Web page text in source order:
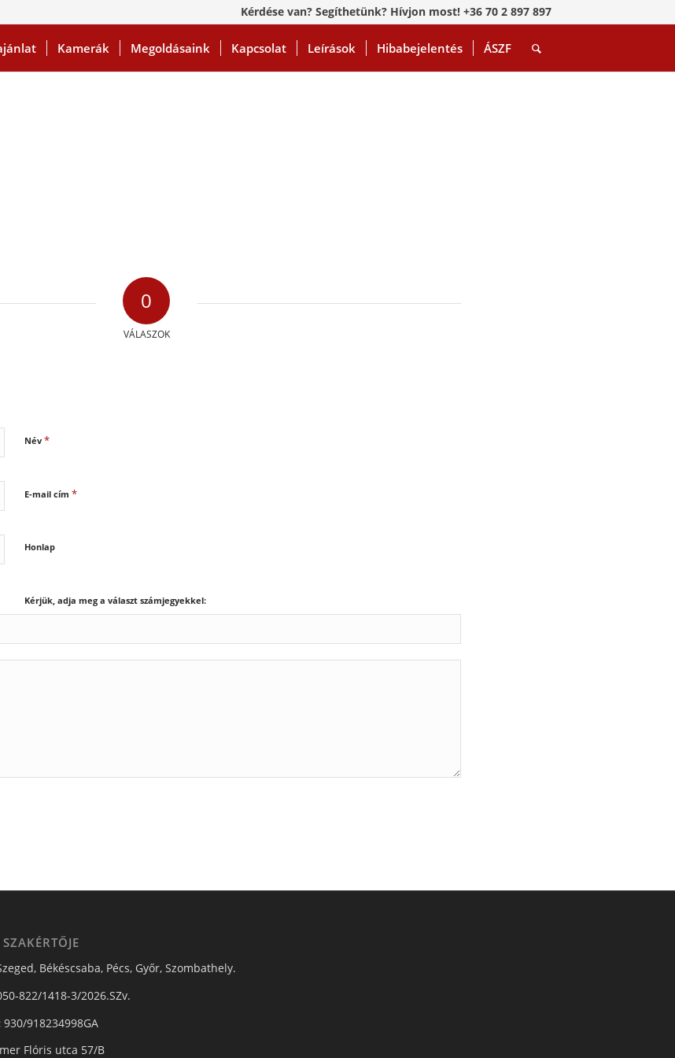
Kérdése van? Segíthetünk? Hívjon most! +36 70 2 897 897
Kamerák Megoldásaink Kapcsolat Leírások Hibabejelentés ÁSZF
0
VÁLASZOK
Név *
E-mail cím *
Honlap
Kérjük, adja meg a választ számjegyekkel:
Békéscsaba, Pécs, Győr, Szombathely.
822/1418-3/2026.SZv.
930/918234998GA
Flóris utca 57/B